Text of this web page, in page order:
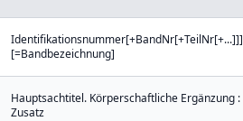
Identifikationsnummer[+BandNr[+TeilNr[+...]]]
[=Bandbezeichnung]
Hauptsachtitel. Körperschaftliche Ergänzung :
Zusatz